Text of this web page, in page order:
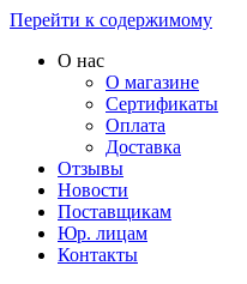
Перейти к содержимому
О нас
О магазине
Сертификаты
Оплата
Доставка
Отзывы
Новости
Поставщикам
Юр. лицам
Контакты